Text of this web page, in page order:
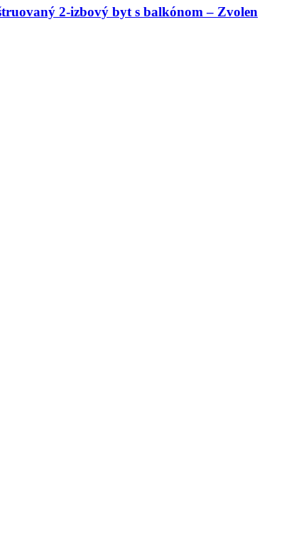
2-izbový byt s balkónom – Zvolen